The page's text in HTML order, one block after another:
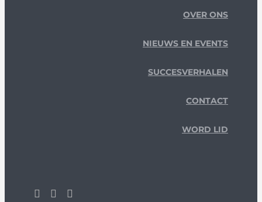
OVER ONS
NIEUWS EN EVENTS
SUCCESVERHALEN
CONTACT
WORD LID